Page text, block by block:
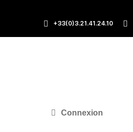
+33(0)3.21.41.24.10
Connexion